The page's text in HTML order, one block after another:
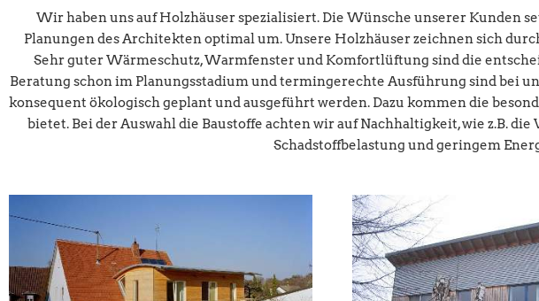
Wir haben uns auf Holzhäuser spezialisiert. Die Wünsche unserer Kunden
Planungen des Architekten optimal um. Unsere Holzhäuser zeichnen sich
Sehr guter Wärmeschutz, Warmfenster und Komfortlüftung sind die
Beratung schon im Planungsstadium und termingerechte Ausführung sind bei
konsequent ökologisch geplant und ausgeführt werden. Dazu kommen die
bietet. Bei der Auswahl die Baustoffe achten wir auf Nachhaltigkeit, wie z.B.
Schadstoffbelastung und geringem